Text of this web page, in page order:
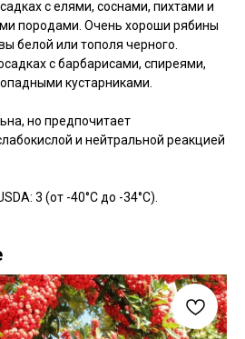
с елями, соснами, пихтами и
породами. Очень хороши рябины
белой или тополя черного.
с барбарисами, спиреями,
кустарниками.
но предпочитает
и нейтральной реакцией
3 (от -40°C до -34°C).